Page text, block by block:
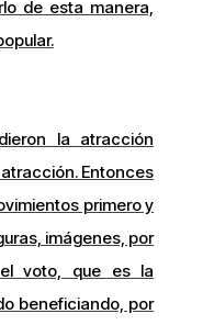
de esta manera,
la atracción
Entonces
primero y
imágenes, por
voto, que es la
beneficiando, por